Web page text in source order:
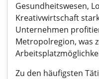
Gesundheitswesen,
Kreativwirtschaft
Unternehmen
Metropolregion, was
Zu den häufigsten